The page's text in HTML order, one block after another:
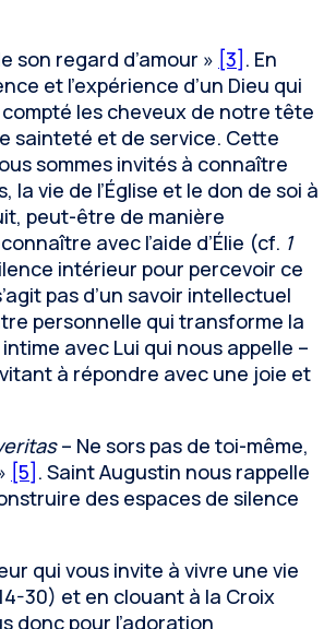
son regard d’amour » [3] . En
et l’expérience d’un Dieu qui
les cheveux de notre tête
sainteté et de service. Cette
sommes invités à connaître
vie de l’Église et le don de soi à
peut-être de manière
avec l’aide d’Élie (cf. 1
intérieur pour percevoir ce
pas d’un savoir intellectuel
personnelle qui transforme la
avec Lui qui nous appelle –
à répondre avec une joie et
– Ne sors pas de toi-même,
[5] . Saint Augustin nous rappelle
des espaces de silence
qui vous invite à vivre une vie
30) et en clouant à la Croix
donc pour l’adoration